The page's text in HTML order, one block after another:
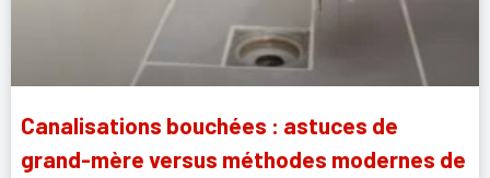
Canalisations bouchées : astuces de
grand-mère versus méthodes modernes de